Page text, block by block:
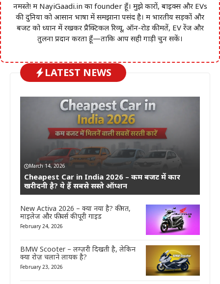
नमस्ते! मैं NayiGaadi.in का founder हूँ। मुझे कारों, बाइक्स और EVs
की दुनिया को आसान भाषा में समझाना पसंद है। मैं भारतीय सड़कों और
बजट को ध्यान में रखकर प्रैक्टिकल रिव्यू, ऑन-रोड कीमतें, EV रेंज और
तुलना प्रदान करता हूँ—ताकि आप सही गाड़ी चुन सकें।
LATEST NEWS
March 14, 2026
Cheapest Car in India 2026 – कम बजट में कार
खरीदनी है? ये हैं सबसे सस्ते ऑप्शन
New Activa 2026 – क्या नया है? कीमत,
माइलेज और फीचर्स की पूरी गाइड
February 24, 2026
BMW Scooter – लग्ज़री दिखती है, लेकिन
क्या रोज़ चलाने लायक है?
February 23, 2026